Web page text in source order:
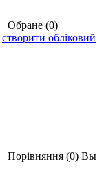
Обране (0)
створити обліковий
Порівняння (0) Вы